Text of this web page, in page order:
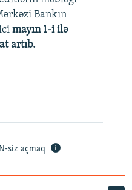
360p 480p
480p
720p
Bankın
mayın 1-i ilə
artıb.
siz açmaq